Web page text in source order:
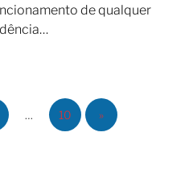
de qualquer
… 10 »